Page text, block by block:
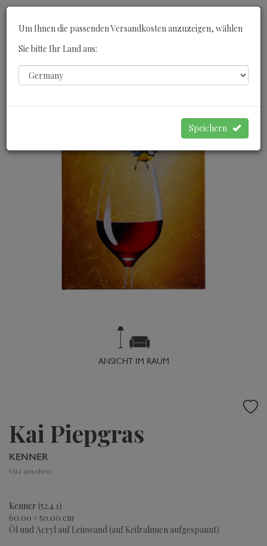
ANSICHT IM RAUM
Kai Piepgras
KENNER
Vita ansehen
Kenner (52.4.1)
60.00 × 50.00 cm
Öl und Acryl auf Leinwand (auf Keilrahmen aufgespannt)
Um Ihnen die passenden Versandkosten anzuzeigen, wählen
Sie bitte Ihr Land aus:
Speichern